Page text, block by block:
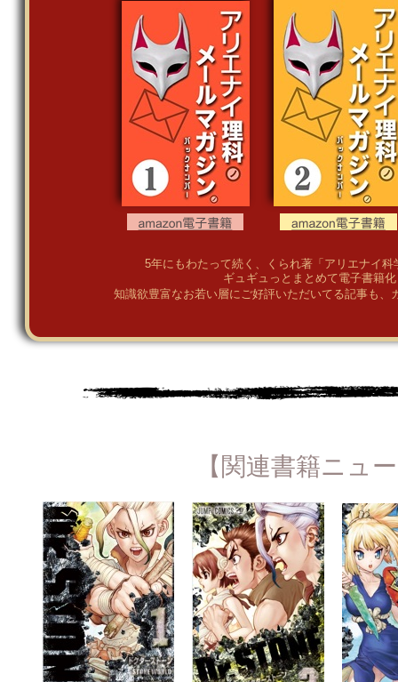
5年にもわたって続く、くられ著「アリエナイ
ギュギュっとまとめて電子書籍
知識欲豊富なお若い層にご好評いただいてる記事も、
【関連書籍ニュ